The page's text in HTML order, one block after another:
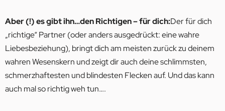
Aber (!) es gibt ihn…den Richtigen – für dich:Der für dich
„richtige“ Partner (oder anders ausgedrückt: eine wahre
Liebesbeziehung), bringt dich am meisten zurück zu deinem
wahren Wesenskern und zeigt dir auch deine schlimmsten,
schmerzhaftesten und blindesten Flecken auf. Und das kann
auch mal so richtig weh tun….